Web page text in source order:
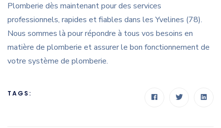
Plomberie dès maintenant pour des services
professionnels, rapides et fiables dans les Yvelines (78).
Nous sommes là pour répondre à tous vos besoins en
matière de plomberie et assurer le bon fonctionnement de
votre système de plomberie.
TAGS: